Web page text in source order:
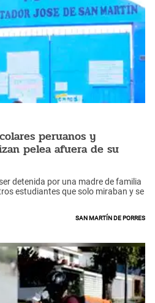
peruanos y
pelea afuera de su
detenida por una madre de familia
estudiantes que solo miraban y se
San Martín de Porres